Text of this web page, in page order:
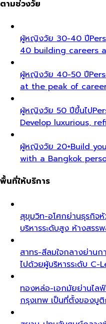
ตามช่วงวัย
ผู้หญิงวัย 30-40 ปี
40 building careers
ผู้หญิงวัย 40-50 ปี
at the peak of
ผู้หญิงวัย 50 ปีขึ้นไป
Develop luxurious,
ผู้หญิงวัย 20+Build
with a Bangkok
พื้นที่ให้บริการ
สุขุมวิท-อโศกย่านธุรกิจ
บริหารระดับสูง ห้างสรร
สาทร-สีลมใจกลางย่านก
ไปด้วยผู้บริหารระดับ C-
ทองหล่อ-เอกมัยย่านไล
กรุงเทพ เป็นที่ตั้งของบูติ